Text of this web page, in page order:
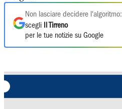
Non lasciare decidere l'algoritmo:
scegli
Il Tirreno
per le tue notizie su Google